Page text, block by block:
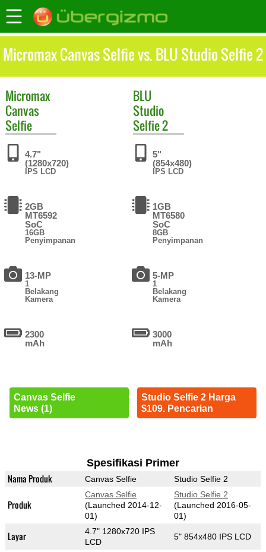
Micromax Canvas Selfie vs. BLU Studio Selfie 2
Micromax
Canvas
Selfie
4.7"
(1280x720)
IPS LCD
2GB
MT6592
SoC
16GB
Penyimpanan
13-MP
1
Belakang
Kamera
2300
mAh
Canvas Selfie
News (1)
BLU
Studio
Selfie 2
5"
(854x480)
IPS LCD
1GB
MT6580
SoC
8GB
Penyimpanan
5-MP
1
Belakang
Kamera
3000
mAh
Studio Selfie 2 Harga
$109. Pencarian
Spesifikasi Primer
Nama Produk Canvas Selfie Studio Selfie 2
Produk
Canvas Selfie
(Launched 2014-12-
01)
Studio Selfie 2
(Launched 2016-05-
01)
Layar
4.7" 1280x720 IPS
LCD
5" 854x480 IPS LCD